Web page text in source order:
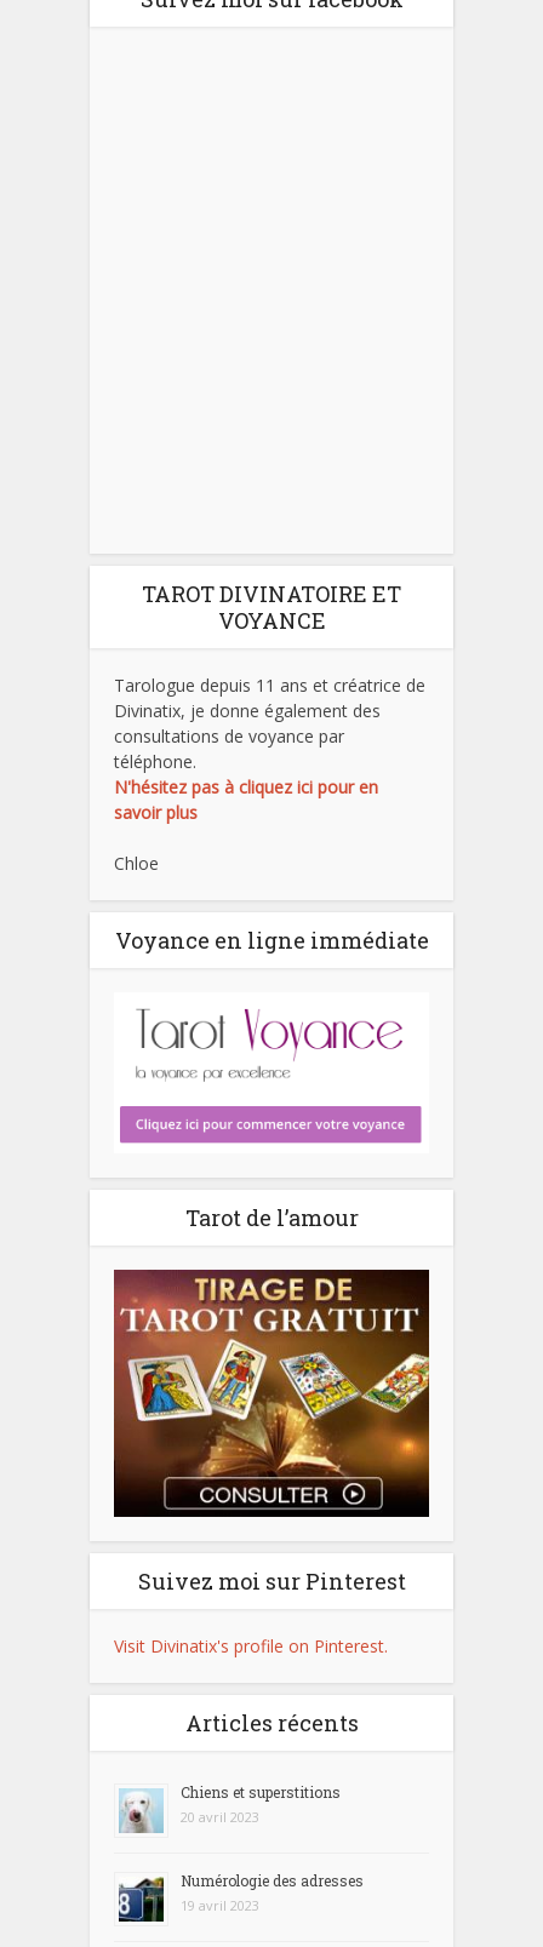
TAROT DIVINATOIRE ET
VOYANCE
Tarologue depuis 11 ans et créatrice de
Divinatix, je donne également des
consultations de voyance par
téléphone.
N'hésitez pas à cliquez ici pour en
savoir plus
Chloe
Voyance en ligne immédiate
Tarot de l’amour
Suivez moi sur Pinterest
Visit Divinatix's profile on Pinterest.
Articles récents
Chiens et superstitions
20 avril 2023
Numérologie des adresses
19 avril 2023